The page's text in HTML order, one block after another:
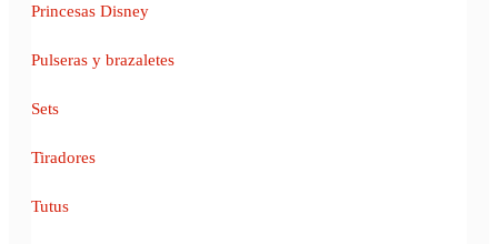
Princesas Disney
Pulseras y brazaletes
Sets
Tiradores
Tutus